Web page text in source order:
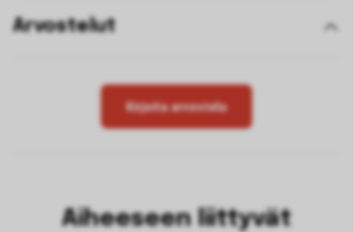
Arvostelut
Kirjoita arvostelu
Aiheeseen liittyvät